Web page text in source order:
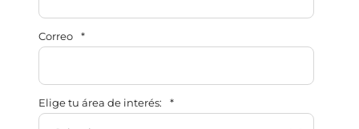
Correo *
Elige tu área de interés: *